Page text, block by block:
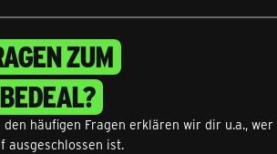
ZUM
den häufigen Fragen erklären wir dir u.a.,
ausgeschlossen ist.